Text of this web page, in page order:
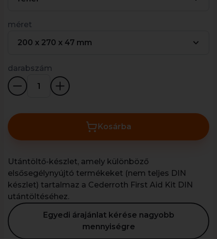
méret
200 x 270 x 47 mm
darabszám
Kosárba
Utántöltő-készlet, amely különböző
elsősegélynyújtó termékeket (nem teljes DIN
készlet) tartalmaz a Cederroth First Aid Kit DIN
utántöltéséhez.
Egyedi árajánlat kérése nagyobb
mennyiségre